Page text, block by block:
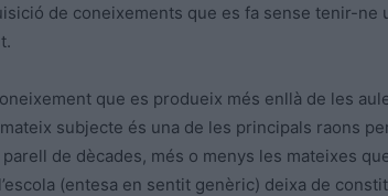
de coneixements que es fa sense tenir-ne
que es produeix més enllà de les
subjecte és una de les principals raons
de dècades, més o menys les mateixes
(entesa en sentit genèric) deixa de